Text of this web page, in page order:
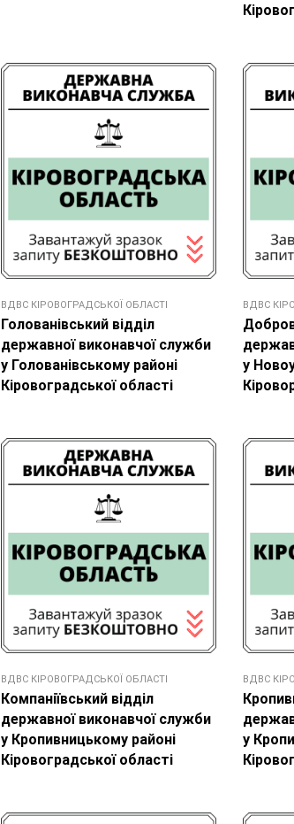
ВДВС КІРОВОГРАДСЬКОЇ ОБЛАСТІ
Голованівський відділ
державної виконавчої служби
у Голованівському районі
Кіровоградської області
ВДВС
у
ВДВС КІРОВОГРАДСЬКОЇ ОБЛАСТІ
Компаніївський відділ
державної виконавчої служби
у Кропивницькому районі
Кіровоградської області
ВДВС
у